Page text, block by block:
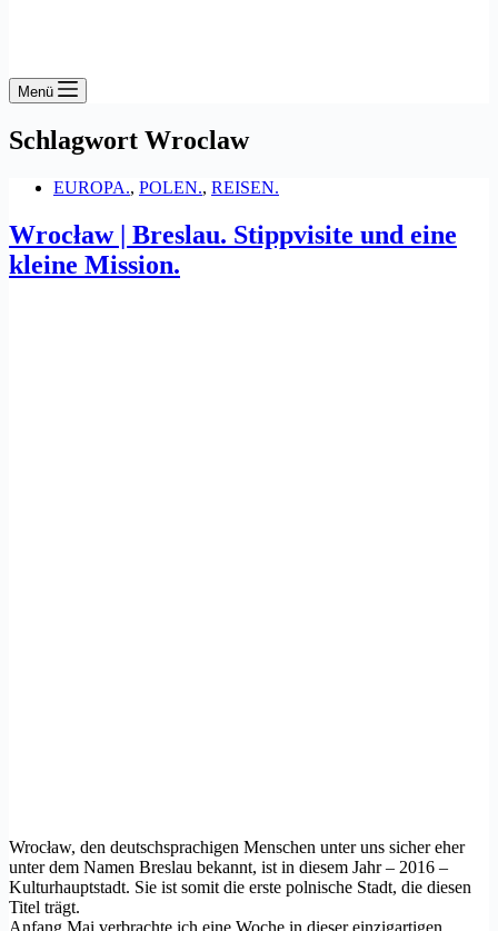
Menü
Schlagwort Wroclaw
EUROPA., POLEN., REISEN.
Wrocław | Breslau. Stippvisite und eine
kleine Mission.
Wrocław, den deutschsprachigen Menschen unter uns sicher eher
unter dem Namen Breslau bekannt, ist in diesem Jahr – 2016 –
Kulturhauptstadt. Sie ist somit die erste polnische Stadt, die diesen
Titel trägt.
Anfang Mai verbrachte ich eine Woche in dieser einzigartigen